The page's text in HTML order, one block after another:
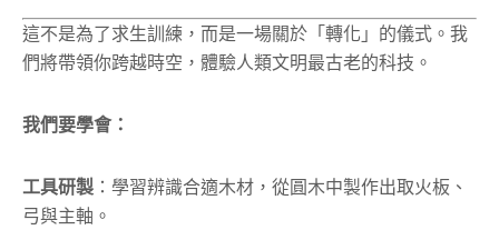
這不是為了求生訓練，而是一場關於「轉化」的儀式。我
們將帶領你跨越時空，體驗人類文明最古老的科技。
我們要學會：
工具研製 ：學習辨識合適木材，從圓木中製作出取火板、
弓與主軸。